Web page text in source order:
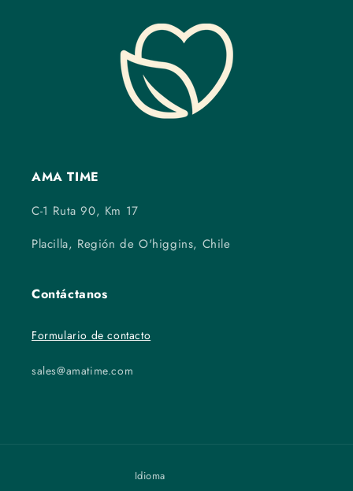
AMA TIME
C-1 Ruta 90, Km 17
Placilla, Región de O'higgins, Chile
Contáctanos
Formulario de contacto
sales@amatime.com
Idioma